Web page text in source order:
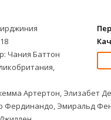
Чания Баттон
Артертон, Элизабет
Фердинандо, Эмиральд